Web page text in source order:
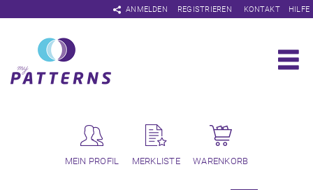
ANMELDEN
Navigation
überspringen
REGISTRIEREN KONTAKT HILFE
MEIN PROFIL MERKLISTE WARENKORB